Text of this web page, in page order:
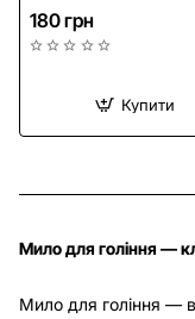
Мило для гоління —
Мило для гоління —
180 грн
Купити